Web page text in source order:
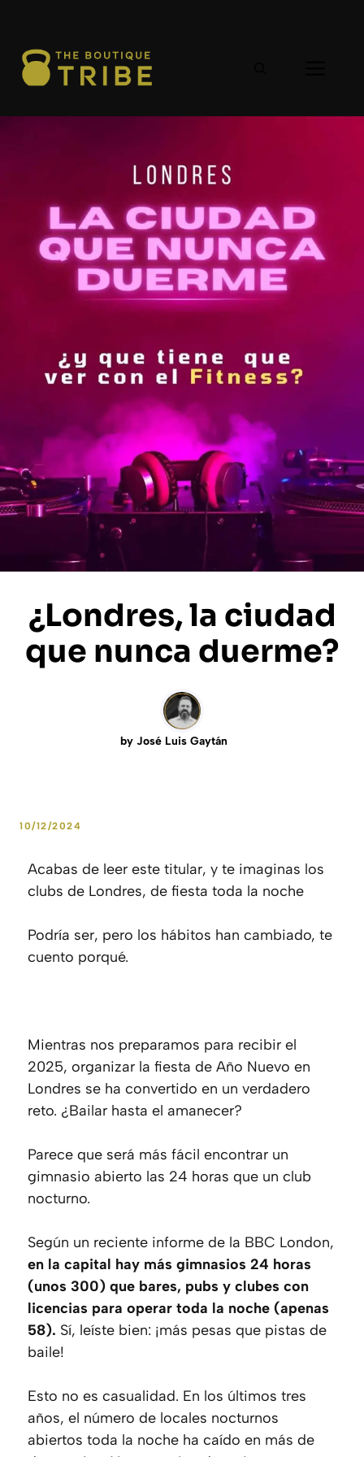
¿Londres, la ciudad
que nunca duerme?
by José Luis Gaytán
10/12/2024
Acabas de leer este titular, y te imaginas los
clubs de Londres, de fiesta toda la noche
Podría ser, pero los hábitos han cambiado, te
cuento porqué.
Mientras nos preparamos para recibir el
2025, organizar la fiesta de Año Nuevo en
Londres se ha convertido en un verdadero
reto. ¿Bailar hasta el amanecer?
Parece que será más fácil encontrar un
gimnasio abierto las 24 horas que un club
nocturno.
Según un reciente informe de la BBC London,
en la capital hay más gimnasios 24 horas
(unos 300) que bares, pubs y clubes con
licencias para operar toda la noche (apenas
58). Sí, leíste bien: ¡más pesas que pistas de
baile!
Esto no es casualidad. En los últimos tres
años, el número de locales nocturnos
abiertos toda la noche ha caído en más de